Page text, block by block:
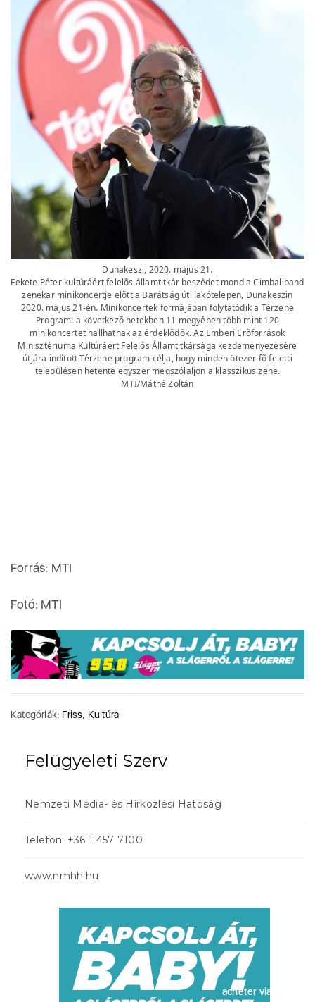
Dunakeszi, 2020. május 21.
Fekete Péter kultúráért felelõs államtitkár beszédet mond a Cimbaliband
zenekar minikoncertje elõtt a Barátság úti lakótelepen, Dunakeszin
2020. május 21-én. Minikoncertek formájában folytatódik a Térzene
Program: a következõ hetekben 11 megyében több mint 120
minikoncertet hallhatnak az érdeklõdõk. Az Emberi Erõforrások
Minisztériuma Kultúráért Felelõs Államtitkársága kezdeményezésére
útjára indított Térzene program célja, hogy minden ötezer fõ feletti
településen hetente egyszer megszólaljon a klasszikus zene.
MTI/Máthé Zoltán
Forrás: MTI
Fotó: MTI
Kategóriák: Friss Kultúra
Felügyeleti Szerv
Nemzeti Média- és Hírközlési Hatóság
Telefon: +36 1 457 7100
www.nmhh.hu
acheter viagra sans